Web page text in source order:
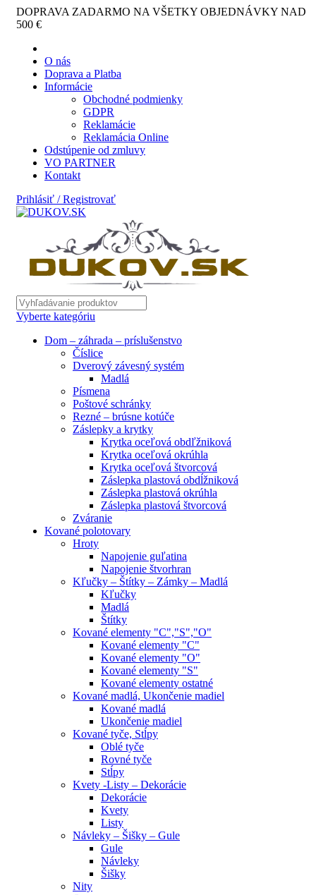
DOPRAVA ZADARMO NA VŠETKY OBJEDNÁVKY NAD
500 €
O nás
Doprava a Platba
Informácie
Obchodné podmienky
GDPR
Reklamácie
Reklamácia Online
Odstúpenie od zmluvy
VO PARTNER
Kontakt
Prihlásiť / Registrovať
Vyberte kategóriu
Dom – záhrada – príslušenstvo
Číslice
Dverový závesný systém
Madlá
Písmena
Poštové schránky
Rezné – brúsne kotúče
Záslepky a krytky
Krytka oceľová obdľžniková
Krytka oceľová okrúhla
Krytka oceľová štvorcová
Záslepka plastová obdĺžniková
Záslepka plastová okrúhla
Záslepka plastová štvorcová
Zváranie
Kované polotovary
Hroty
Napojenie guľatina
Napojenie štvorhran
Kľučky – Štítky – Zámky – Madlá
Kľučky
Madlá
Štítky
Kované elementy "C","S","O"
Kované elementy "C"
Kované elementy "O"
Kované elementy "S"
Kované elementy ostatné
Kované madlá, Ukončenie madiel
Kované madlá
Ukončenie madiel
Kované tyče, Stĺpy
Oblé tyče
Rovné tyče
Stĺpy
Kvety -Listy – Dekorácie
Dekorácie
Kvety
Listy
Návleky – Šišky – Gule
Gule
Návleky
Šišky
Nity